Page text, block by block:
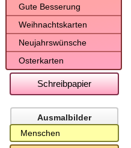
Gute Besserung
Weihnachtskarten
Neujahrswünsche
Osterkarten
Schreibpapier
Ausmalbilder
Menschen